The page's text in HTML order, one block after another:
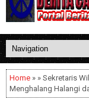
Home » » Sekretaris
Menghalang Halangi